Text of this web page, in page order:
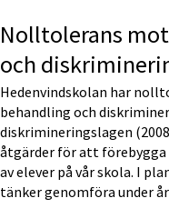
Nolltolerans
och
Hedenvindskolan har
behandling och
diskrimineringslagen
åtgärder för att förebygga
av elever på vår skola. I
tänker genomföra under